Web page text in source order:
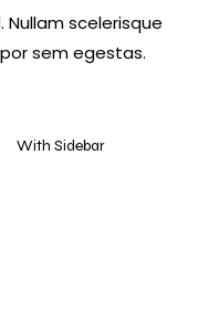
scelerisque
sem egestas.
With Sidebar